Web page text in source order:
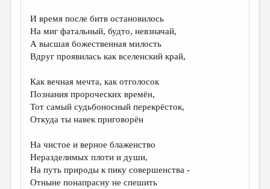
ИЗБРАННОЕ
ДАЙДЖЕСТ
ПЕРЕВОДЫ
КОНКУРСЫ
КНИЖНАЯ ПОЛКА
ОБЗОР ЛИТЕРАТУРЫ
И время после битв остановилось
На миг фатальный, будто, невзначай,
А высшая божественная милость
Вдруг проявилась как вселенский край,
Как вечная мечта, как отголосок
Познания пророческих времён,
Тот самый судьбоносный перекрёсток,
Откуда ты навек приговорён
На чистое и верное блаженство
Неразделимых плоти и души,
На путь природы к пику совершенства -
Отныне понапрасну не спешить